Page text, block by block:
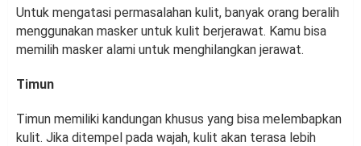
Untuk mengatasi permasalahan kulit, banyak orang beralih
menggunakan masker untuk kulit berjerawat. Kamu bisa
memilih masker alami untuk menghilangkan jerawat.
Timun
Timun memiliki kandungan khusus yang bisa melembapkan
kulit. Jika ditempel pada wajah, kulit akan terasa lebih